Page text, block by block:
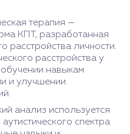
терапия —
КПТ, разработанная
расстройства личности.
расстройства у
навыкам
и улучшении
анализ используется
спектра